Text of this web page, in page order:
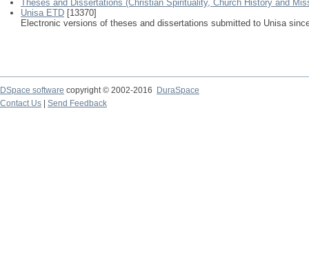
Theses and Dissertations (Christian Spirituality, Church History and
Unisa ETD [13370]
Electronic versions of theses and dissertations submitted to Unisa
DSpace software copyright © 2002-2016
DuraSpace
Contact Us
Send Feedback